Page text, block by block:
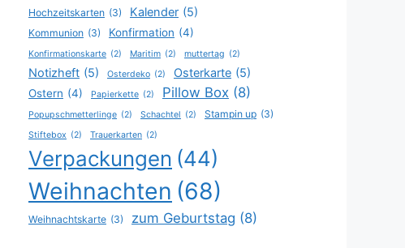
Hochzeitskarten (3) Kalender (5)
Kommunion (3) Konfirmation (4)
Konfirmationskarte (2) Maritim (2) muttertag (2)
Notizheft (5) Osterdeko (2) Osterkarte (5)
Ostern (4) Papierkette (2) Pillow Box (8)
Popupschmetterlinge (2) Schachtel (2) Stampin up (3)
Stiftebox (2) Trauerkarten (2)
Verpackungen (44)
Weihnachten (68)
Weihnachtskarte (3) zum Geburtstag (8)